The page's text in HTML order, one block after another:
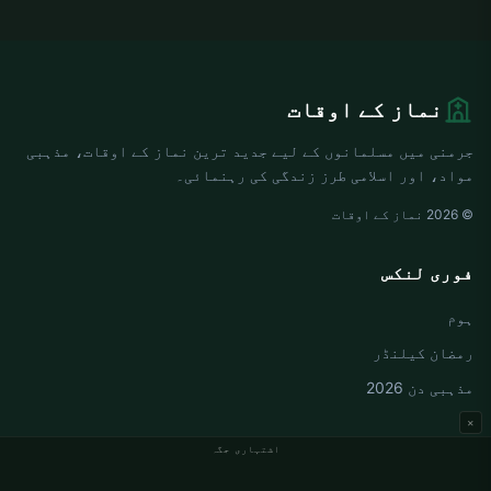
اشتہاری جگہ
×
نماز کے اوقات
جرمنی میں مسلمانوں کے لیے جدید ترین نماز کے اوقات، مذہبی
مواد، اور اسلامی طرز زندگی کی رہنمائی۔
© 2026 نماز کے اوقات
فوری لنکس
ہوم
رمضان کیلنڈر
مذہبی دن 2026